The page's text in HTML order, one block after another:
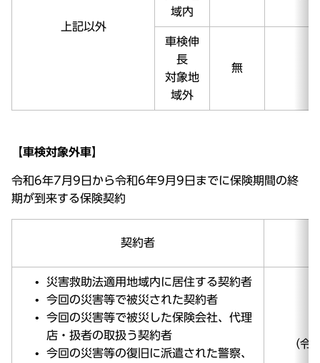
上記以外
域内
車検伸
長
対象地
域外
無
【車検対象外車】
令和6年7月9日から令和6年9月9日までに保険期間の終
期が到来する保険契約
契約者
災害救助法適用地域内に居住する契約者
今回の災害等で被災された契約者
今回の災害等で被災した保険会社、代理
店・扱者の取扱う契約者
今回の災害等の復旧に派遣された警察、
（令